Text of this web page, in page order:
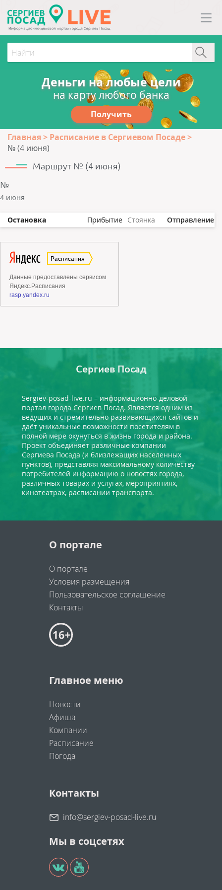
Деньги на любые цели
на карту любого банка
Получить
Главная
Расписание в Сергиевом Посаде
№ (4 июня)
Маршрут № (4 июня)
№
4 июня
Остановка Прибытие Стоянка Отправление
Сергиев Посад
Sergiev-posad-live.ru – информационно-деловой
портал города Сергиев Посад. Является одним из
ведущих и стремительно развивающихся сайтов и
даёт уникальные возможности посетителям в
полной мере окунуться в жизнь города и района.
Проект объединяет различные компании
Сергиева Посада (и близлежащих населенных
пунктов), представляя максимальному количеству
потребителей информацию о новостях города,
различных товарах и услугах, мероприятиях,
кинотеатрах, расписании транспорта.
О портале
О портале
Условия размещения
Пользовательское соглашение
Контакты
Главное меню
Новости
Афиша
Компании
Расписание
Погода
Контакты
info@sergiev-posad-live.ru
Мы в соцсетях